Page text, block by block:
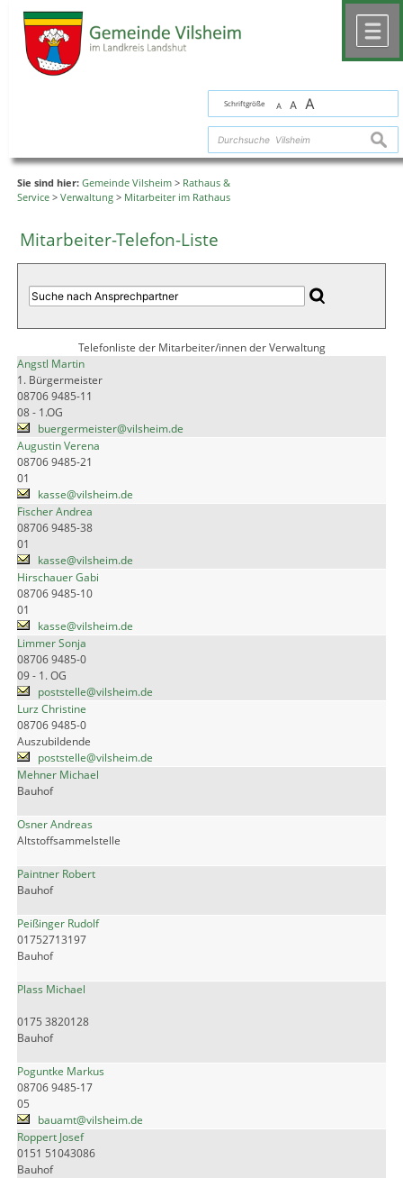
Schriftgröße A A A
Sie sind hier: Gemeinde Vilsheim > Rathaus &
Service > Verwaltung > Mitarbeiter im Rathaus
Mitarbeiter-Telefon-Liste
Telefonliste der Mitarbeiter/innen der Verwaltung
Angstl Martin
1. Bürgermeister
08706 9485-11
08 - 1.OG
buergermeister@vilsheim.de
Augustin Verena
08706 9485-21
01
kasse@vilsheim.de
Fischer Andrea
08706 9485-38
01
kasse@vilsheim.de
Hirschauer Gabi
08706 9485-10
01
kasse@vilsheim.de
Limmer Sonja
08706 9485-0
09 - 1. OG
poststelle@vilsheim.de
Lurz Christine
08706 9485-0
Auszubildende
poststelle@vilsheim.de
Mehner Michael
Bauhof
Osner Andreas
Altstoffsammelstelle
Paintner Robert
Bauhof
Peißinger Rudolf
01752713197
Bauhof
Plass Michael
0175 3820128
Bauhof
Poguntke Markus
08706 9485-17
05
bauamt@vilsheim.de
Roppert Josef
0151 51043086
Bauhof